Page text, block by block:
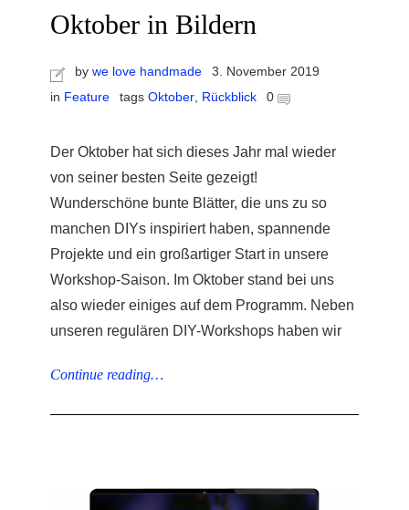
Oktober in Bildern
by we love handmade
3. November 2019
in Feature tags Oktober, Rückblick 0
Der Oktober hat sich dieses Jahr mal wieder
von seiner besten Seite gezeigt!
Wunderschöne bunte Blätter, die uns zu so
manchen DIYs inspiriert haben, spannende
Projekte und ein großartiger Start in unsere
Workshop-Saison. Im Oktober stand bei uns
also wieder einiges auf dem Programm. Neben
unseren regulären DIY-Workshops haben wir
Continue reading…